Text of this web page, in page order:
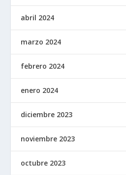
abril 2024
marzo 2024
febrero 2024
enero 2024
diciembre 2023
noviembre 2023
octubre 2023